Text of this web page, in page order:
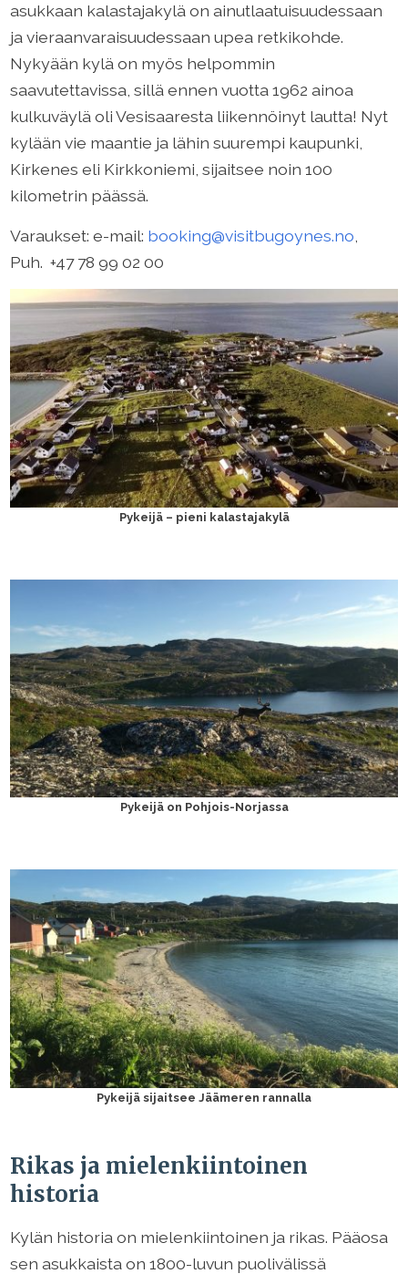
asukkaan kalastajakylä on ainutlaatuisuudessaan
ja vieraanvaraisuudessaan upea retkikohde.
Nykyään kylä on myös helpommin
saavutettavissa, sillä ennen vuotta 1962 ainoa
kulkuväylä oli Vesisaaresta liikennöinyt lautta! Nyt
kylään vie maantie ja lähin suurempi kaupunki,
Kirkenes eli Kirkkoniemi, sijaitsee noin 100
kilometrin päässä.
Varaukset: e-mail: booking@visitbugoynes.no,
Puh. +47 78 99 02 00
Pykeijä – pieni kalastajakylä
Pykeijä on Pohjois-Norjassa
Pykeijä sijaitsee Jäämeren rannalla
Rikas ja mielenkiintoinen
historia
Kylän historia on mielenkiintoinen ja rikas. Pääosa
sen asukkaista on 1800-luvun puolivälissä